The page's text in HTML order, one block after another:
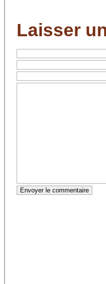
Laisser